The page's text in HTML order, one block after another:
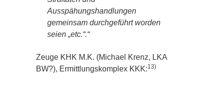
Ausspähungshandlungen
gemeinsam durchgeführt worden
seien „etc.“.“
Zeuge KHK M.K. (Michael Krenz, LKA
BW?), Ermittlungskomplex KKK:13)